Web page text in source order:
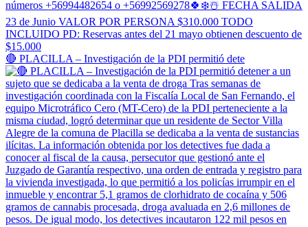
🔴 PLACILLA – Investigación de la PDI permitió dete